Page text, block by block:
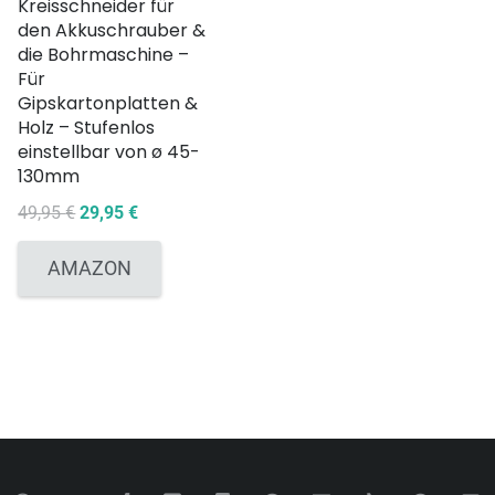
Kreisschneider für
den Akkuschrauber &
die Bohrmaschine –
Für
Gipskartonplatten &
Holz – Stufenlos
einstellbar von ø 45-
130mm
49,95€Ursprünglicher
war:
29,95€Aktueller
AMAZON